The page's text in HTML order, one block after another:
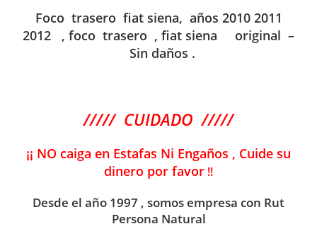
Foco trasero fiat siena, años 2010 2011
2012 , foco trasero , fiat siena original –
Sin daños .
///// CUIDADO /////
¡¡ NO caiga en Estafas Ni Engaños , Cuide su
dinero por favor !!
Desde el año 1997 , somos empresa con Rut
Persona Natural